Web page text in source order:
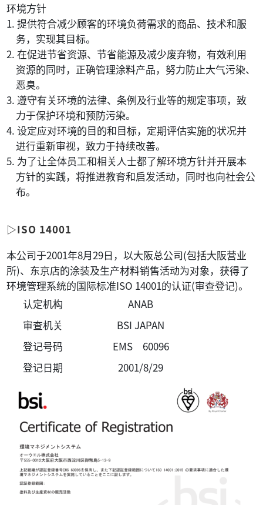
环境方针
1. 提供符合减少顾客的环境负荷需求的商品、技术和服
务，实现其目标。
2. 在促进节省资源、节省能源及减少废弃物，有效利用
资源的同时，正确管理涂料产品，努力防止大气污染、
恶臭。
3. 遵守有关环境的法律、条例及行业等的规定事项，致
力于保护环境和预防污染。
4. 设定应对环境的目的和目标，定期评估实施的状况并
进行重新审视，致力于持续改善。
5. 为了让全体员工和相关人士都了解环境方针并开展本
方针的实践，将推进教育和启发活动，同时也向社会公
布。
▷ISO 14001
本公司于2001年8月29日，以大阪总公司(包括大阪营业
所)、东京店的涂装及生产材料销售活动为对象，获得了
环境管理系统的国际标准ISO 14001的认证(审查登记)。
认定机构
ANAB
审查机关
BSI JAPAN
登记号码
EMS 60096
登记日期
2001/8/29